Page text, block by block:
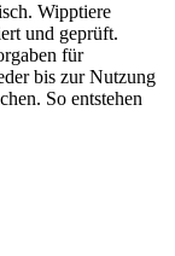
Wipptiere
und geprüft.
für
bis zur Nutzung
So entstehen